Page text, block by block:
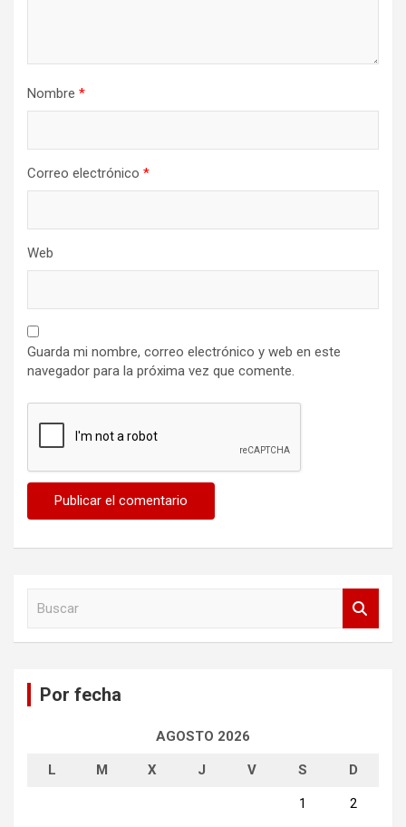
Nombre *
Correo electrónico *
Web
Guarda mi nombre, correo electrónico y web en este
navegador para la próxima vez que comente.
Por fecha
AGOSTO 2026
L M X J V S D
1 2